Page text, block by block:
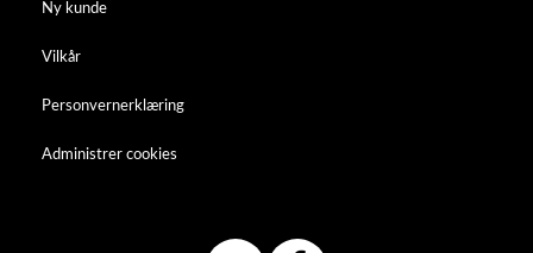
Ny kunde
Vilkår
Personvernerklæring
Administrer cookies